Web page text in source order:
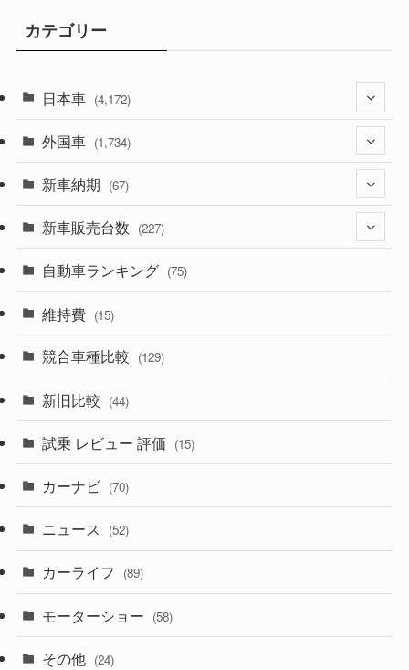
カテゴリー
日本車 (4,172)
(1,321)
(329)
(525)
(357)
(328)
(194)
(230)
(253)
外国車 (1,734)
(242)
(85)
(84)
(14)
(222)
(50)
(43)
(6)
(9)
(58)
(28)
(27)
(26)
新車納期 (67)
(28)
(8)
(3)
(3)
(5)
(1)
新車販売台数 (227)
(21)
(5)
(7)
(5)
自動車ランキング (75)
維持費 (15)
競合車種比較 (129)
新旧比較 (44)
試乗 レビュー 評価 (15)
カーナビ (70)
ニュース (52)
カーライフ (89)
モーターショー (58)
その他 (24)